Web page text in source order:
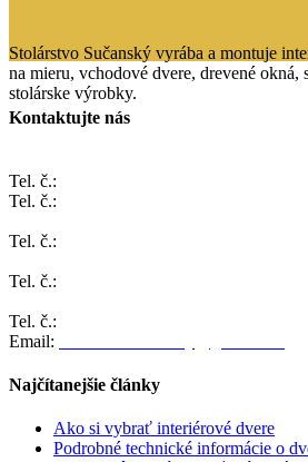
Stolárstvo Sučanský vyrába a montuje
na mieru, vchodové dvere, drevené okná,
stolárske výrobky.
Kontaktujte nás
Tel. č.:
Tel. č.:
Tel. č.:
Tel. č.:
Tel. č.:
Email:
Najčítanejšie články
Ako si vybrať interiérové dvere
Podrobné technické informácie o